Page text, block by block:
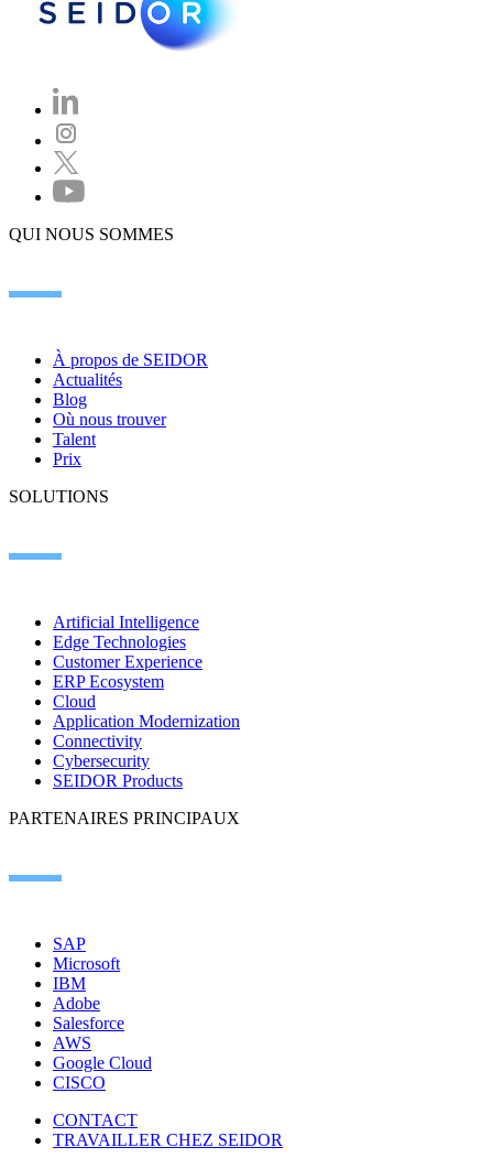
QUI NOUS SOMMES
À propos de SEIDOR
Actualités
Blog
Où nous trouver
Talent
Prix
SOLUTIONS
Artificial Intelligence
Edge Technologies
Customer Experience
ERP Ecosystem
Cloud
Application Modernization
Connectivity
Cybersecurity
SEIDOR Products
PARTENAIRES PRINCIPAUX
SAP
Microsoft
IBM
Adobe
Salesforce
AWS
Google Cloud
CISCO
CONTACT
TRAVAILLER CHEZ SEIDOR